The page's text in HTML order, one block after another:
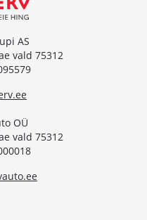
AS
vald 75312
OÜ
vald 75312